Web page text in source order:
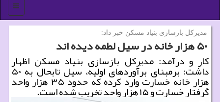
منو
مدیركل بازسازی بنیاد مسكن خبر داد:
۵۰ هزار خانه در سیل لطمه دیده اند
كار و درآمد: مدیركل بازسازی بنیاد مسكن اظهار
داشت: برمبنای برآوردهای اولیه، سیل تابحال به ۵۰
هزار خانه خسارت وارد كرده كه حدود ۳۵ هزار واحد
گرفتار خسارت و ۱۵ هزار واحد تخریب شده است.